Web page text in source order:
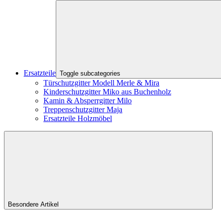
Ersatzteile Toggle subcategories
Türschutzgitter Modell Merle & Mira
Kinderschutzgitter Miko aus Buchenholz
Kamin & Absperrgitter Milo
Treppenschutzgitter Maja
Ersatzteile Holzmöbel
Besondere Artikel